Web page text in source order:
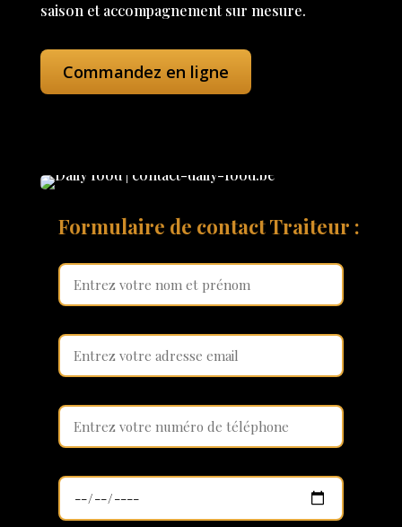
saison et accompagnement sur mesure.
Commandez en ligne
Formulaire de contact Traiteur :